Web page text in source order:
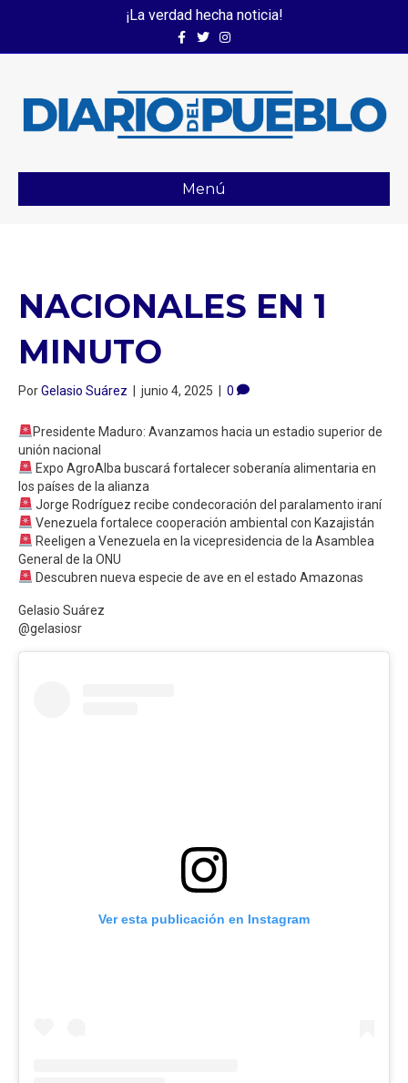
¡La verdad hecha noticia!
FacebookTwitterInstagram
Menú
NACIONALES EN 1
MINUTO
PorGelasio Suárez | junio 4, 2025 | 0
Presidente Maduro: Avanzamos hacia un estadio superior de
unión nacional
Expo AgroAlba buscará fortalecer soberanía alimentaria en
los países de la alianza
Jorge Rodríguez recibe condecoración del paralamento iraní
Venezuela fortalece cooperación ambiental con Kazajistán
Reeligen a Venezuela en la vicepresidencia de la Asamblea
General de la ONU
Descubren nueva especie de ave en el estado Amazonas
Gelasio Suárez
@gelasiosr
Ver esta publicación en Instagram